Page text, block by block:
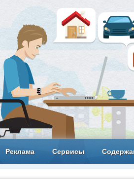
Реклама Сервисы